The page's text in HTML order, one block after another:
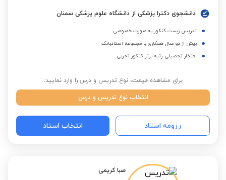
دانشجوی دکترا پزشکی از دانشگاه علوم پزشکی سمنان
تدریس زیست کنکور به صورت خصوصی
بیش از دو سال همکاری با مجموعه استادبانک
افتخار تحصیلی: رتبه برتر کنکور تجربی
برای مشاهده قیمت، نوع تدریس و درس را وارد نمایید:
انتخاب نوع تدریس و درس
رزومه استاد انتخاب استاد
صبا کریمی